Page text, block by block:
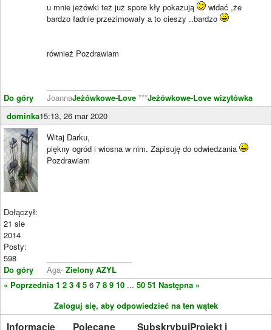
Do góry
u mnie jeżówki też już spore kły pokazują
widać ,że
bardzo ładnie przezimowały a to cieszy ..bardzo
również Pozdrawiam
JoannaJeżówkowe-Love ***Jeżówkowe-Love wizytówka
dominka15:13, 26 mar 2020
Dołączył:
21 sie
2014
Posty:
598
Do góry
Witaj Darku,
piękny ogród i wiosna w nim. Zapisuję do odwiedzania
Pozdrawiam
Aga- Zielony AZYL
« Poprzednia 1 2 3 4 5 6 7 8 9 10 ... 50 51 Następna »
Zaloguj się, aby odpowiedzieć na ten wątek
Informacje Polecane SubskrybujProjekt i